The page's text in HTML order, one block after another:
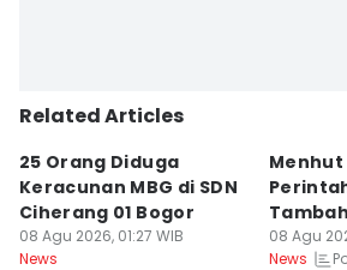
Related Articles
25 Orang Diduga
Keracunan MBG di SDN
Ciherang 01 Bogor
08 Agu 2026, 01:27 WIB
News
Menhut
08 Agu
News